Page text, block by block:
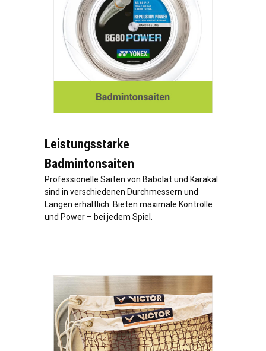
Leistungsstarke
Badmintonsaiten
Professionelle Saiten von Babolat und Karakal
sind in verschiedenen Durchmessern und
Längen erhältlich. Bieten maximale Kontrolle
und Power – bei jedem Spiel.